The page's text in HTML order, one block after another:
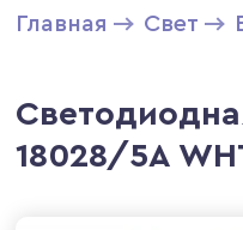
Главная Свет
18028/5A